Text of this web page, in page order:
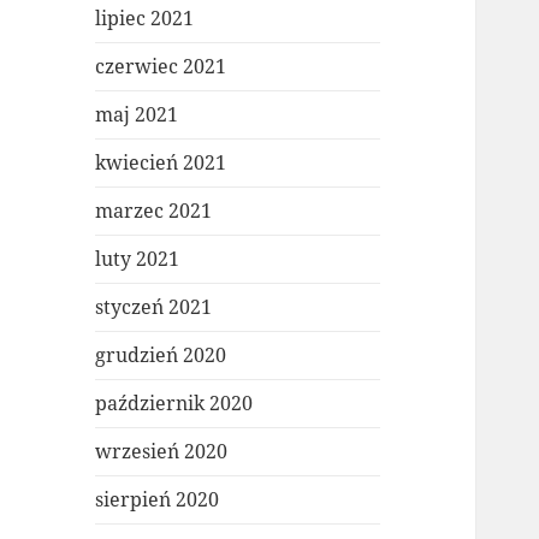
lipiec 2021
czerwiec 2021
maj 2021
kwiecień 2021
marzec 2021
luty 2021
styczeń 2021
grudzień 2020
październik 2020
wrzesień 2020
sierpień 2020